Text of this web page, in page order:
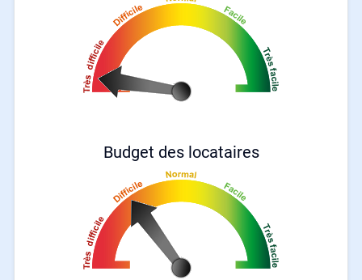
Budget des locataires